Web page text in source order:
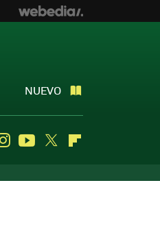
NUEVO
InstagramYoutube
Twitter